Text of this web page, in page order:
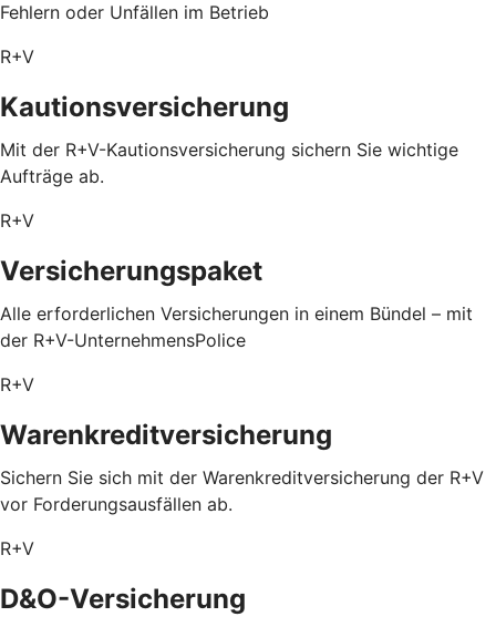
Fehlern oder Unfällen im Betrieb
R+V
Kautionsversicherung
Mit der R+V-Kautionsversicherung sichern Sie wichtige
Aufträge ab.
R+V
Versicherungspaket
Alle erforderlichen Versicherungen in einem Bündel – mit
der R+V-UnternehmensPolice
R+V
Warenkreditversicherung
Sichern Sie sich mit der Warenkreditversicherung der R+V
vor Forderungsausfällen ab.
R+V
D&O-Versicherung